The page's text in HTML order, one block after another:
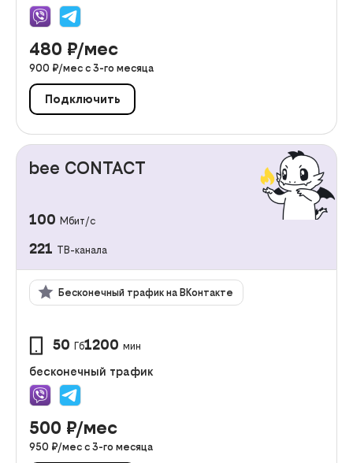
480 ₽/мес
900 ₽/мес с 3-го месяца
Подключить
bee CONTACT
100 Мбит/с
221 ТВ-канала
Бесконечный трафик на ВКонтакте
50 Гб1200 мин
бесконечный трафик
500 ₽/мес
950 ₽/мес с 3-го месяца